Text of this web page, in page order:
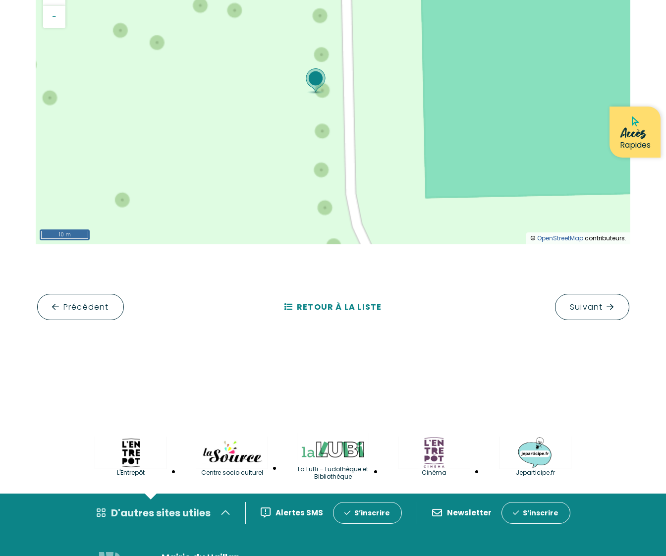
Accès
Rapides
−
© OpenStreetMapcontributeurs.
10 m
Précédent RETOUR À LA LISTE Suivant
L'Entrepôt Centre socio culturel
La LuBi – Ludothèque et
Bibliothèque
Cinéma Jeparticipe.fr
D'autres sites utiles Alertes SMS S’inscrire Newsletter S’inscrire